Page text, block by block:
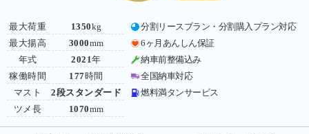
最大荷重
最大揚高
年式
稼働時間
マスト
ツメ長
1350kg
3000mm
2021年
177時間
2段スタンダード
1070mm
分割リースプラン・分割購入プラン対応
6ヶ月あんしん保証
納車前整備込み
全国納車対応
燃料満タンサービス